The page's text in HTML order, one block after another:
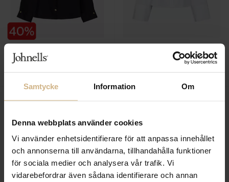
Samtycke Information Om
Denna webbplats använder cookies
Vi använder enhetsidentifierare för att anpassa innehållet
och annonserna till användarna, tillhandahålla funktioner
för sociala medier och analysera vår trafik. Vi
vidarebefordrar även sådana identifierare och annan
Nenne Blouse Rosa Oxford Shirt